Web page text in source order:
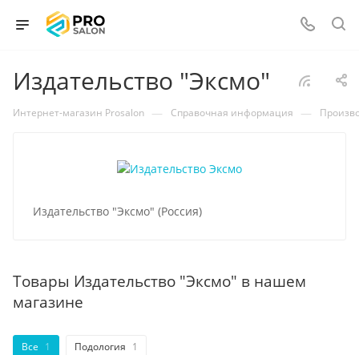
Издательство "Эксмо"
Интернет-магазин Prosalon — Справочная информация —
Издательство "Эксмо" (Россия)
Товары Издательство "Эксмо" в нашем
магазине
Все 1 Подология 1